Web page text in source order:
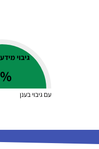
גיבוי
%
עם גיבוי בענן